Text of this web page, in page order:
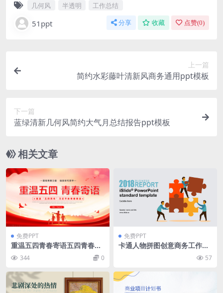
几何风 半透明 工作总结
51ppt 分享 收藏 点赞(0)
上一篇
简约水彩藤叶清新风商务通用ppt模板
下一篇
蓝绿清新几何风简约大气月总结报告ppt模板
相关文章
免费PPT
重温五四青春寄语五四青春寄
语PPT模板
344 0
免费PPT
卡通人物拼图创意商务工作总
57